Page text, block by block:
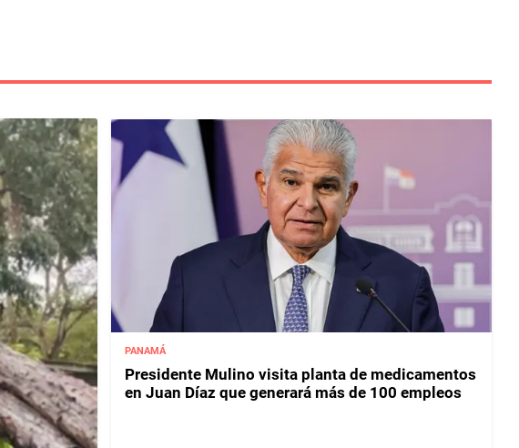
PANAMÁ
Presidente Mulino visita planta de medicamentos
en Juan Díaz que generará más de 100 empleos